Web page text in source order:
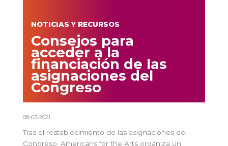
NOTICIAS Y RECURSOS
Consejos para
acceder a la
financiación de las
asignaciones del
Congreso
08-03-2021
Tras el restablecimiento de las asignaciones del
Congreso, Americans for the Arts organiza un